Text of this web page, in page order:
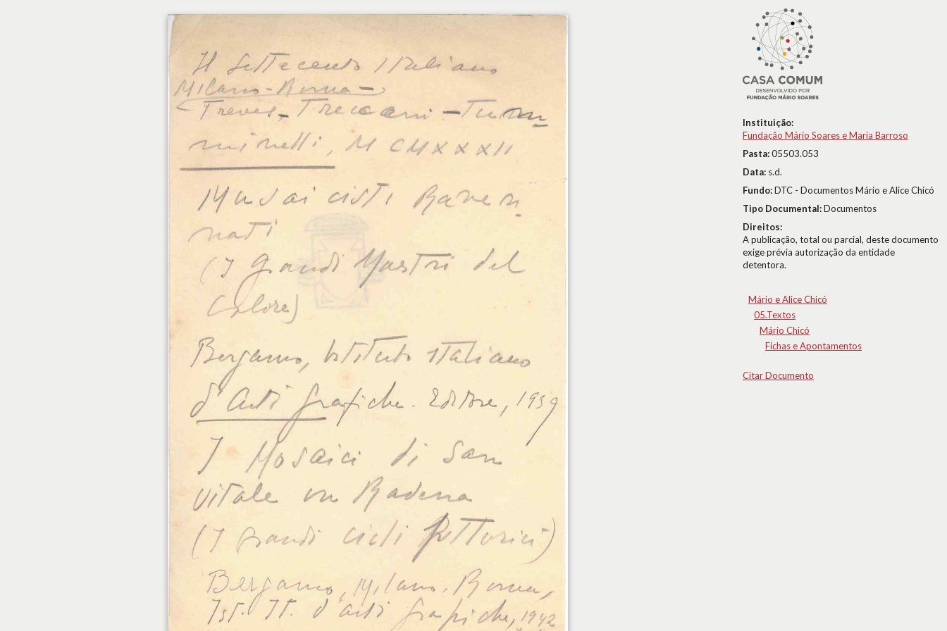
Instituição:
Fundação Mário Soares e Maria Barroso
Pasta:05503.053
Data: s.d.
Fundo:DTC - Documentos Mário e Alice Chicó
Tipo Documental:Documentos
Direitos:
A publicação, total ou parcial, deste documento
exige prévia autorização da entidade
detentora.
Mário e Alice Chicó
05.Textos
Mário Chicó
Fichas e Apontamentos
Citar Documento